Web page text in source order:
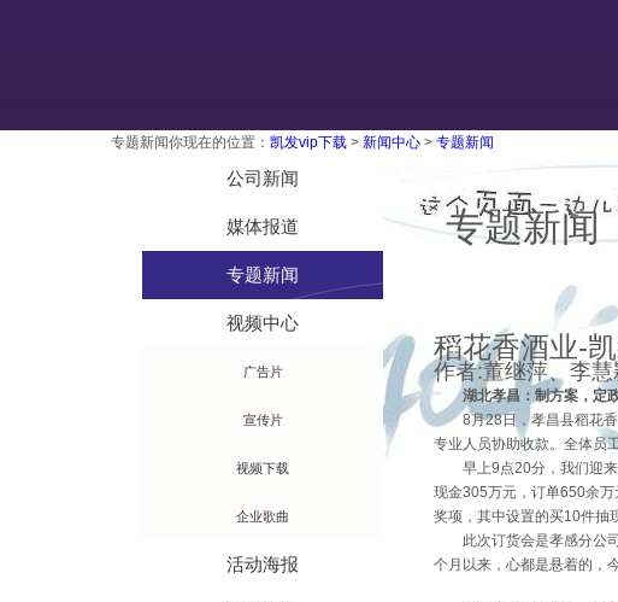
专题新闻你现在的位置： 凯发vip下载 > 新闻中心 > 专题新闻
技术工艺
公司新闻
媒体报道
专题新闻
视频中心
广告片
宣传片
视频下载
企业歌曲
活动海报
专题新闻
稻花香酒业-
作者:董继萍、李
湖北孝昌：制方案，定
8月28日，孝昌县稻花
专业人员协助收款。全体员
早上9点20分，我们迎
现金305万元，订单650余
奖项，其中设置的买10件抽
此次订货会是孝感分公
个月以来，心都是悬着的，